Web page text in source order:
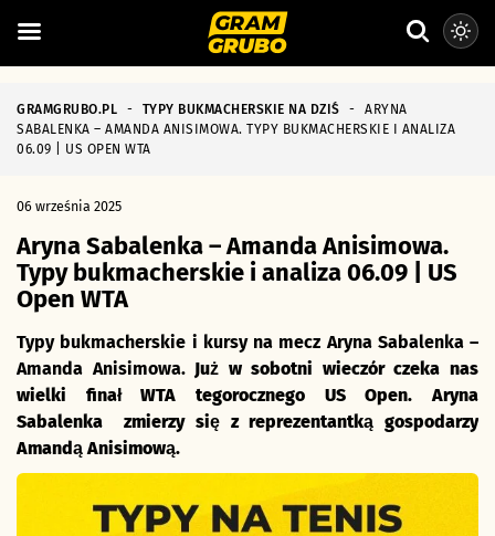
GRAMGRUBO.PL - TYPY BUKMACHERSKIE NA DZIŚ -
ARYNA
SABALENKA – AMANDA ANISIMOWA. TYPY BUKMACHERSKIE I ANALIZA
06.09 | US OPEN WTA
06 września 2025
Aryna Sabalenka – Amanda Anisimowa.
Typy bukmacherskie i analiza 06.09 | US
Open WTA
Typy bukmacherskie i kursy na mecz Aryna Sabalenka –
Amanda Anisimowa.Już w sobotni wieczór czeka nas
wielki finał WTA tegorocznego US Open. Aryna
Sabalenka zmierzy się z reprezentantką gospodarzy
Amandą Anisimową.